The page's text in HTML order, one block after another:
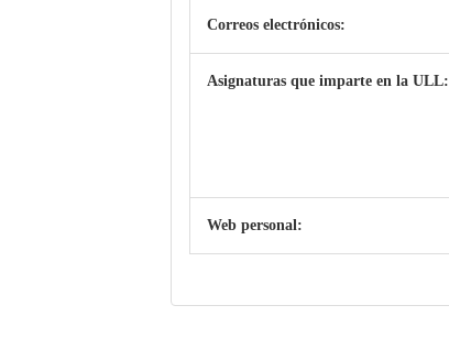
Correos electrónicos:
Asignaturas que imparte en la ULL:
Web personal: